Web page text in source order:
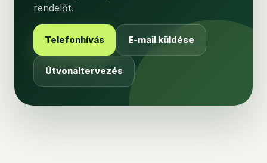
rendelőt.
Telefonhívás E-mail küldése
Útvonaltervezés